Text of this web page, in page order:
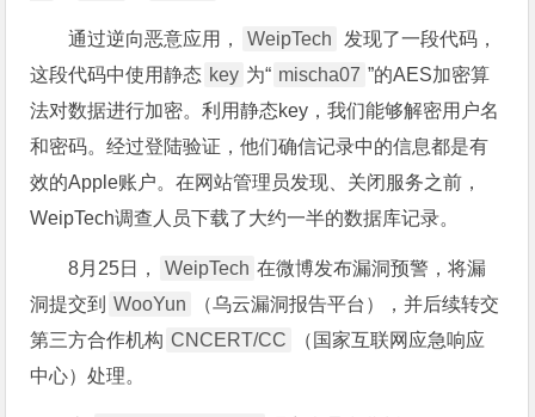
通过逆向恶意应用， WeipTech
发现了一段代码，
这段代码中使用静态 key 为“ mischa07 ”的AES加密算
法对数据进行加密。利用静态key，我们能够解密用户名
和密码。经过登陆验证，他们确信记录中的信息都是有
效的Apple账户。在网站管理员发现、关闭服务之前，
WeipTech调查人员下载了大约一半的数据库记录。
8月25日， WeipTech 在微博发布漏洞预警，将漏
洞提交到
WooYun
（乌云漏洞报告平台），并后续转交
第三方合作机构 CNCERT/CC
（国家互联网应急响应
中心）处理。